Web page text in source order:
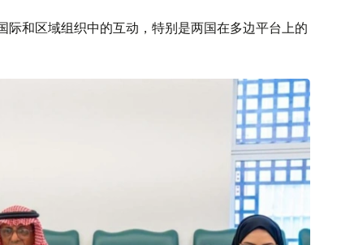
和区域组织中的互动，特别是两国在多边平台上的